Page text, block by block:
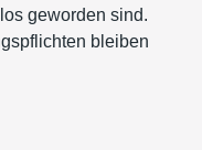
geworden sind.
bleiben